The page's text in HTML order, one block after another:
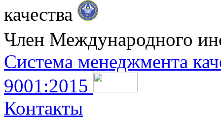
качества
Член Международного
Система менеджмента
9001:2015
Контакты